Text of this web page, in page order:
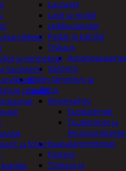
Lautaset
Lasit ja mukit
Leikkuulaudat
Padat ja kattilat
Tiskaus
Säilöntä
Kodin lämmitys ja
tuuletus
Ilmanvaihto
Suodattimet
Tuulettimet ja
Kaasulämmittimet
Patterit
Tulisijat ja
ja termokset
kanisterit
ja sudit
ja foliot
kattilat